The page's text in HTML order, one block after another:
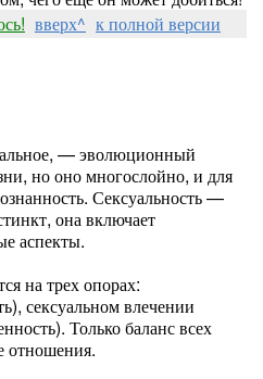
вверх^ к полной версии
— эволюционный
но оно многослойно, и для
Сексуальность —
она включает
аспекты.
на трех опорах:
сексуальном влечении
Только баланс всех
отношения.